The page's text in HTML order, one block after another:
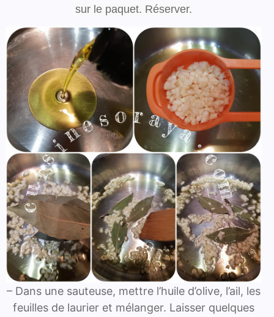
sur le paquet. Réserver.
– Dans une sauteuse, mettre l’huile d’olive, l’ail, les
feuilles de laurier et mélanger. Laisser quelques